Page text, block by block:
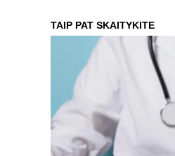
TAIP PAT SKAITYKITE